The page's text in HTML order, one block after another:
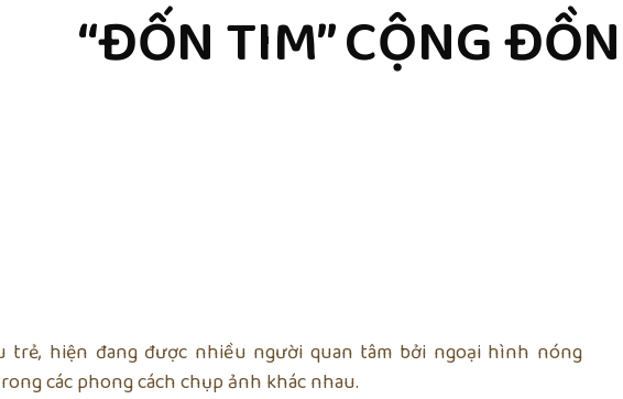
“ĐỐN TIM” CỘNG
trẻ, hiện đang được nhiều người quan tâm bởi ngoại hình nóng
các phong cách chụp ảnh khác nhau.